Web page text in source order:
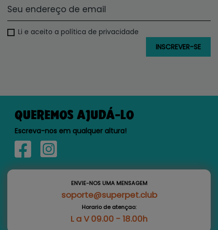
Li e aceito a política de privacidade
QUEREMOS AJUDÁ-LO
Escreva-nos em qualquer altura!
ENVIE-NOS UMA MENSAGEM
soporte@superpet.club
Horario de atençao:
L a V 09.00 - 18.00h